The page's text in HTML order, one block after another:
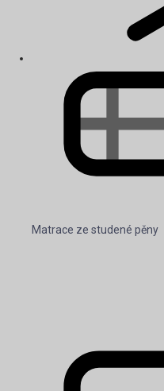
Matrace ze studené pěny